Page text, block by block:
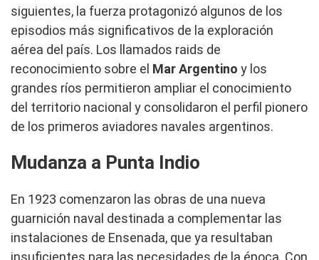
siguientes, la fuerza protagonizó algunos de los
episodios más significativos de la exploración
aérea del país. Los llamados raids de
reconocimiento sobre el Mar Argentino y los
grandes ríos permitieron ampliar el conocimiento
del territorio nacional y consolidaron el perfil pionero
de los primeros aviadores navales argentinos.
Mudanza a Punta Indio
En 1923 comenzaron las obras de una nueva
guarnición naval destinada a complementar las
instalaciones de Ensenada, que ya resultaban
insuficientes para las necesidades de la época. Con